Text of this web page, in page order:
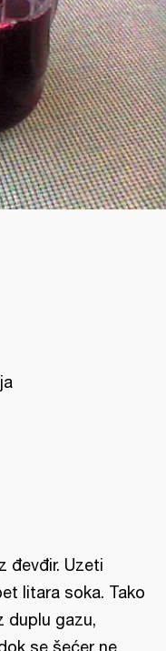
đevđir. Uzeti
litara soka. Tako
duplu gazu,
se šećer ne